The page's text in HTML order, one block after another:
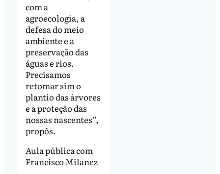
com a
agroecologia, a
defesa do meio
ambiente e a
preservação das
águas e rios.
Precisamos
retomar sim o
plantio das árvores
e a proteção das
nossas nascentes”,
propôs.
Aula pública com
Francisco Milanez